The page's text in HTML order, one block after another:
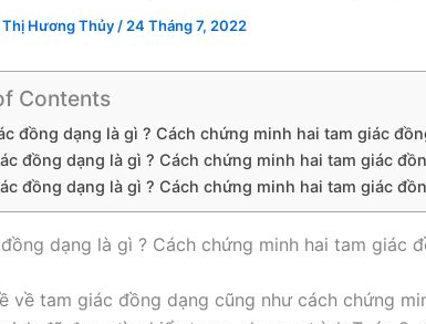
Hương Thủy / 24 Tháng 7, 2022
Contents
đồng dạng là gì ? Cách chứng minh hai tam giác
đồng dạng là gì ? Cách chứng minh hai tam giác
đồng dạng là gì ? Cách chứng minh hai tam giác
dạng là gì ? Cách chứng minh hai tam giác
về tam giác đồng dạng cũng như cách chứng